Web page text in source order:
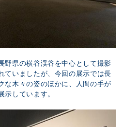
野県の横谷渓谷を中心として撮影
ていましたが、今回の展示では長
な木々の姿のほかに、人間の手が
示しています。